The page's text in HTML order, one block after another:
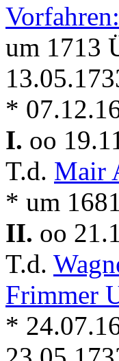
um 1713
*
I. oo
T.d. Mair
* um
II. oo
T.d.
Frimmer
*